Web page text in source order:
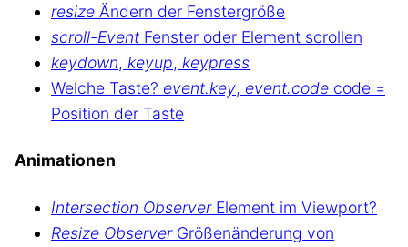
resize Ändern der Fenstergröße
scroll-Event Fenster oder Element scrollen
keydown, keyup, keypress
Welche Taste? event.key, event.code code =
Position der Taste
Animationen
Intersection ObserverElement im Viewport?
Resize ObserverGrößenänderung von